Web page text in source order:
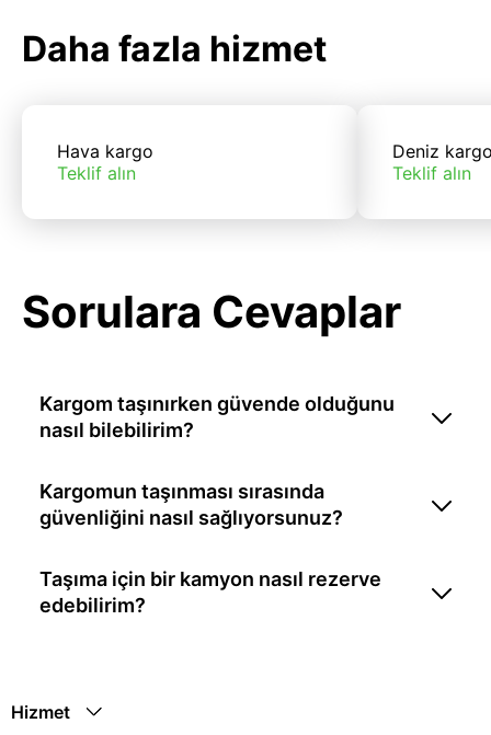
Daha fazla hizmet
Hava kargo
Teklif alın
Deniz
Teklif alın
Sorulara Cevaplar
Kargom taşınırken güvende olduğunu
nasıl bilebilirim?
Kargomun taşınması sırasında
güvenliğini nasıl sağlıyorsunuz?
Taşıma için bir kamyon nasıl rezerve
edebilirim?
Hizmet